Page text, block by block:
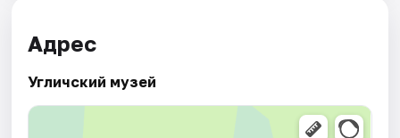
Адрес
Угличский музей